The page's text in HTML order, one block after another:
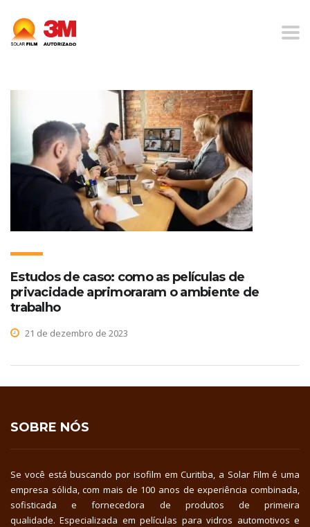
Home Blog
Estudos de caso: como as películas de
privacidade aprimoraram o ambiente de
trabalho
21 de dezembro de 2023
SOBRE NÓS
Se você está buscando por isofilm em Curitiba, a Solar Film é uma
empresa sólida, com mais de 100 anos de experiência combinada,
sofisticada e fornecedora de produtos de primeira
qualidade. Especializada em películas para vidros automotivos e